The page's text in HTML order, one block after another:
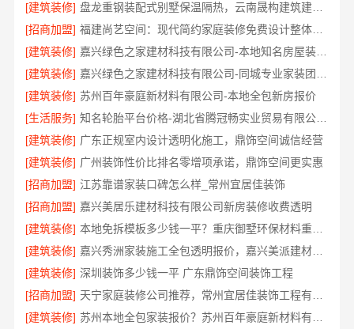
[建筑装修]
盘龙重钢装配式别墅保温隔热，云南晟构建筑建材有限公司
[招商加盟]
福建尚艺空间：现代简约家庭装修免费设计整体落地
[建筑装修]
嘉兴绿色之家建材科技有限公司-本地知名房屋装修服务环保
[建筑装修]
[建筑装修] 苏州百年豪庭新材料有限公司-本地全包新房报价
[生活服务]
知名轮胎平台价格-湖北省腾冠畅实业贸易有限公司批发底价直供
[建筑装修] 广东正规室内设计透明化施工，鼎饰空间诚信经营
[建筑装修] 广州装饰性价比排名零增项承诺，鼎饰空间更实惠
[招商加盟] 江苏靠谱家装口碑怎么样_常州宜居佳装饰
[招商加盟] 嘉兴美居乐建材科技有限公司新房装修收费透明
[建筑装修]
本地免拆模板多少钱一平？重庆御墅环保材料重钢别墅
[建筑装修]
嘉兴秀洲家装施工全包透明报价，嘉兴美派建材科技有限公司闭口合同
[建筑装修] 深圳装饰多少钱一平 广东鼎饰空间装饰工程
[招商加盟]
[建筑装修]